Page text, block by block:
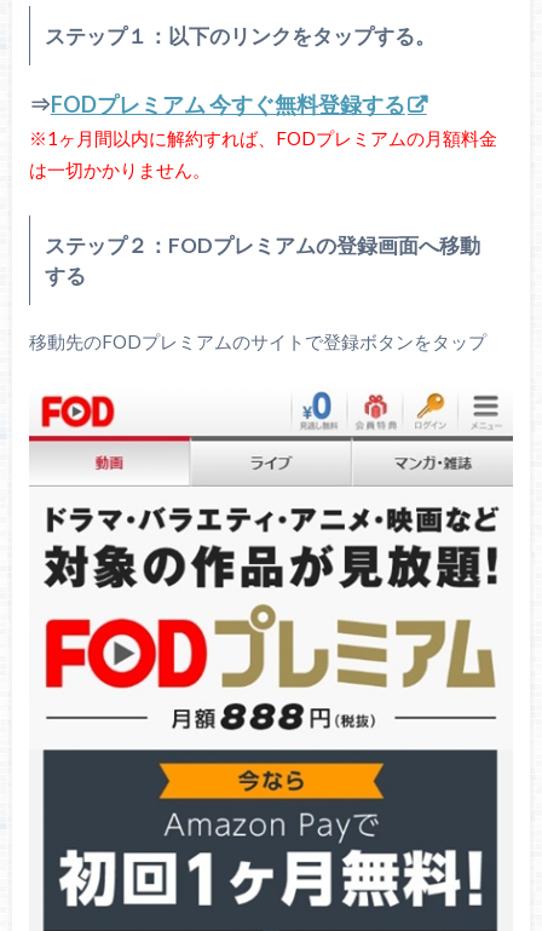
ステップ１：以下のリンクをタップする。
⇒FODプレミアム 今すぐ無料登録する
※1ヶ月間以内に解約すれば、FODプレミアムの月額料金
は一切かかりません。
ステップ２：FODプレミアムの登録画面へ移動
する
移動先のFODプレミアムのサイトで登録ボタンをタップ